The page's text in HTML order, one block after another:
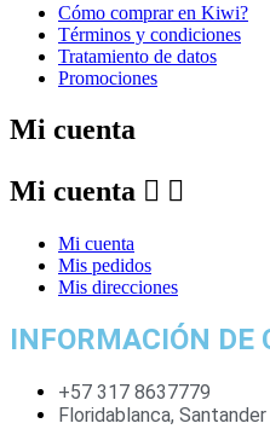
Cómo comprar en Kiwi?
Términos y condiciones
Tratamiento de datos
Promociones
Mi cuenta
Mi cuenta  
Mi cuenta
Mis pedidos
Mis direcciones
INFORMACIÓN DE
+57 317 8637779
Floridablanca,